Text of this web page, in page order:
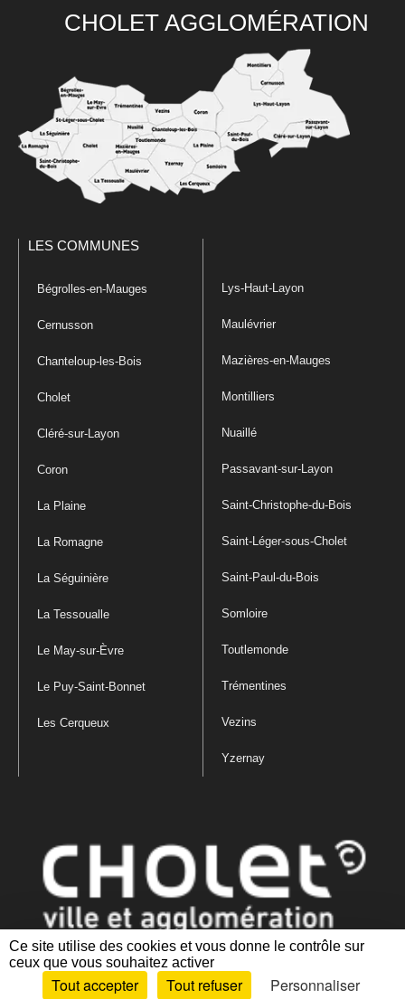
Ce site utilise des cookies et vous donne le contrôle sur
ceux que vous souhaitez activer
Tout accepter Tout refuser Personnaliser
CHOLET AGGLOMÉRATION
LES COMMUNES
Bégrolles-en-Mauges
Cernusson
Chanteloup-les-Bois
Cholet
Cléré-sur-Layon
Coron
La Plaine
La Romagne
La Séguinière
La Tessoualle
Le May-sur-Èvre
Le Puy-Saint-Bonnet
Les Cerqueux
Lys-Haut-Layon
Maulévrier
Mazières-en-Mauges
Montilliers
Nuaillé
Passavant-sur-Layon
Saint-Christophe-du-Bois
Saint-Léger-sous-Cholet
Saint-Paul-du-Bois
Somloire
Toutlemonde
Trémentines
Vezins
Yzernay
Mentions légales|Politique de confidentialité
des cookies |Plan du site Accessibilité : partiellement conforme